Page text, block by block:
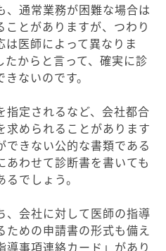
、通常業務が困難な場合は
とがありますが、つわり
医師によって異なりま
からと言って、確実に診
ないのです。
指定されるなど、会社都合
求められることがあります
できない公的な書類である
わせて診断書を書いても
でしょう。
、会社に対して医師の指導
ための申請書の形式も備え
事項連絡カード」があり